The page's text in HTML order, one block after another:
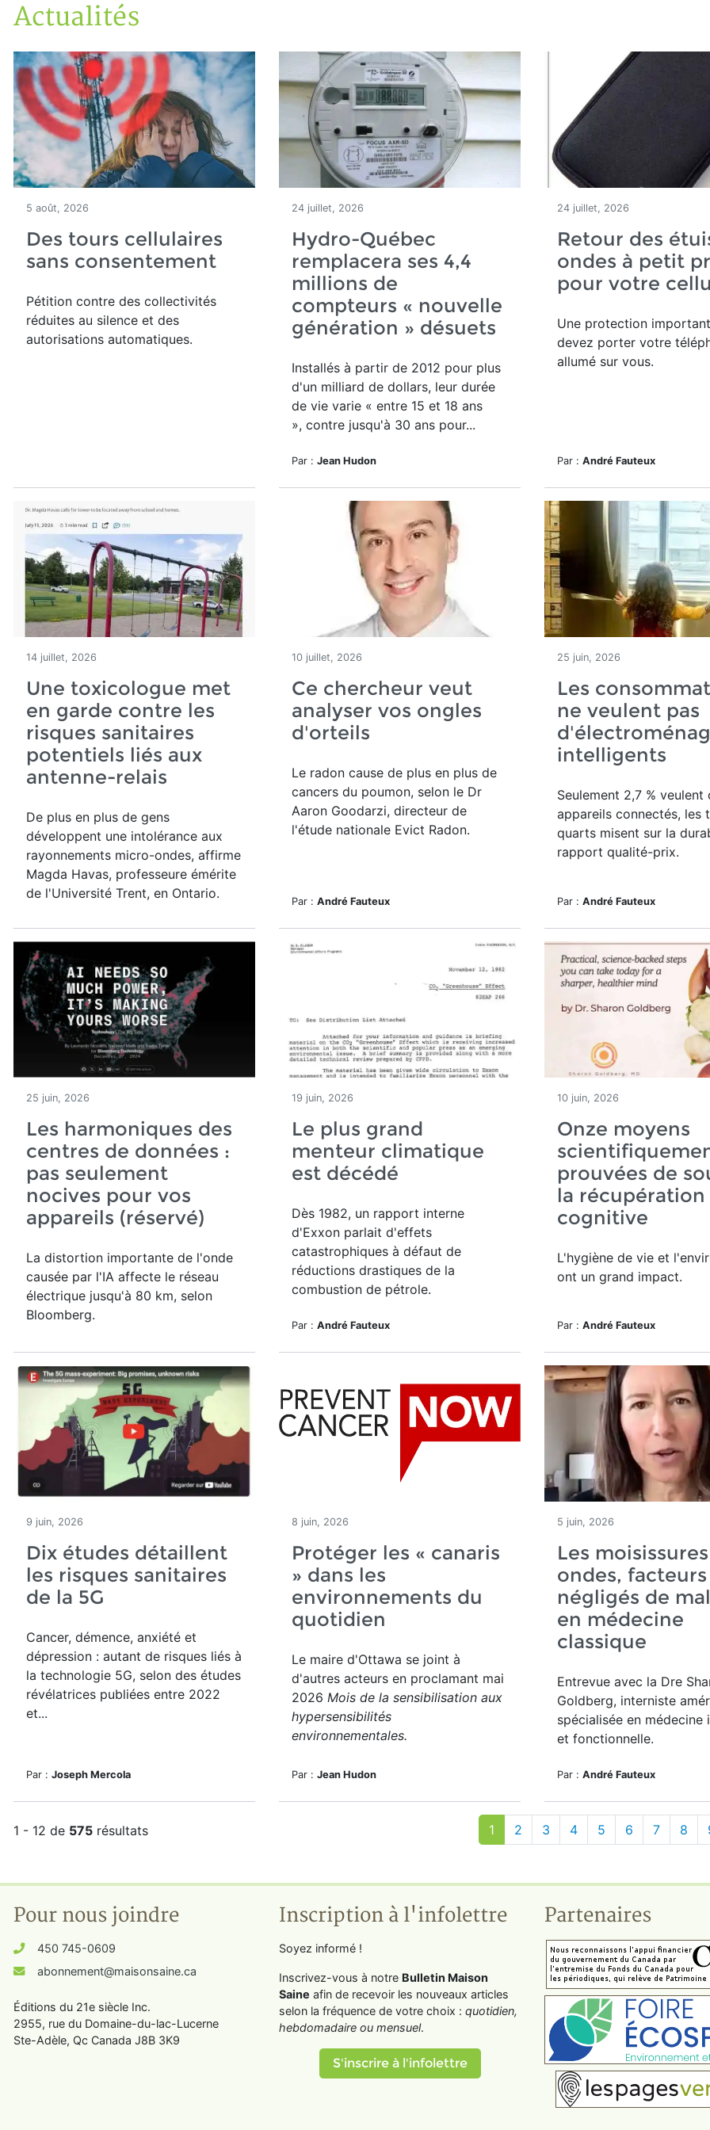
Accueil
Articles
Actualités
Actualités
5 août, 2026
Des tours cellulaires
sans consentement
Pétition contre des collectivités
réduites au silence et des
autorisations automatiques.
24 juillet, 2026
Hydro-Québec
remplacera ses 4,4
millions de
compteurs « nouvelle
génération » désuets
Installés à partir de 2012 pour plus
d'un milliard de dollars, leur durée
de vie varie « entre 15 et 18 ans
», contre jusqu'à 30 ans pour...
Par : Jean Hudon
24 juillet, 2026
Retour des
ondes à petit
pour votre
Une protection
devez porter votre
allumé sur vous.
Par : André Fauteux
14 juillet, 2026
Une toxicologue met
en garde contre les
risques sanitaires
potentiels liés aux
antenne-relais
De plus en plus de gens
développent une intolérance aux
rayonnements micro-ondes, affirme
Magda Havas, professeure émérite
de l'Université Trent, en Ontario.
10 juillet, 2026
Ce chercheur veut
analyser vos ongles
d'orteils
Le radon cause de plus en plus de
cancers du poumon, selon le Dr
Aaron Goodarzi, directeur de
l'étude nationale Evict Radon.
Par : André Fauteux
25 juin, 2026
Les
ne veulent pas
intelligents
Seulement 2,7 % veulent
appareils connectés, les
quarts misent sur la
rapport qualité-prix.
Par : André Fauteux
25 juin, 2026
Les harmoniques des
centres de données :
pas seulement
nocives pour vos
appareils (réservé)
La distortion importante de l'onde
causée par l'IA affecte le réseau
électrique jusqu'à 80 km, selon
Bloomberg.
19 juin, 2026
Le plus grand
menteur climatique
est décédé
Dès 1982, un rapport interne
d'Exxon parlait d'effets
catastrophiques à défaut de
réductions drastiques de la
combustion de pétrole.
Par : André Fauteux
10 juin, 2026
Onze moyens
prouvées de
la récupération
cognitive
L'hygiène de vie et
ont un grand impact.
Par : André Fauteux
9 juin, 2026
Dix études détaillent
les risques sanitaires
de la 5G
Cancer, démence, anxiété et
dépression : autant de risques liés à
la technologie 5G, selon des études
révélatrices publiées entre 2022
et...
Par : Joseph Mercola
8 juin, 2026
Protéger les « canaris
» dans les
environnements du
quotidien
Le maire d'Ottawa se joint à
d'autres acteurs en proclamant mai
2026 Mois de la sensibilisation aux
hypersensibilités
environnementales.
Par : Jean Hudon
5 juin, 2026
Les
ondes, facteurs
négligés de
en médecine
classique
Entrevue avec la Dre
Goldberg, interniste
spécialisée en médecine
et fonctionnelle.
Par : André Fauteux
1 - 12 de 575 résultats 1 2 3 4 5 6 7 8
Pour nous joindre
450 745-0609
abonnement@maisonsaine.ca
Éditions du 21e siècle Inc.
2955, rue du Domaine-du-lac-Lucerne
Ste-Adèle, Qc Canada J8B 3K9
Inscription à l'infolettre
Soyez informé !
Inscrivez-vous à notre Bulletin Maison
Saine afin de recevoir les nouveaux articles
selon la fréquence de votre choix : quotidien,
hebdomadaire ou mensuel.
S'inscrire à l'infolettre
Partenaires